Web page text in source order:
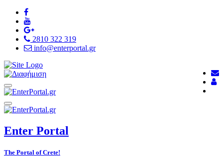
2810 322 319
info@enterportal.gr
Enter Portal
The Portal of Crete!